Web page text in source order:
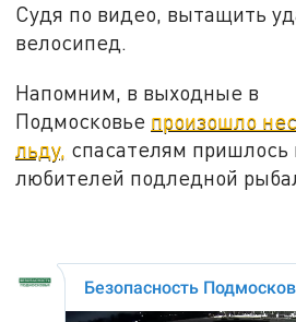
Судя по видео, вытащить
велосипед.
Напомним, в выходные в
Подмосковье произошло
льду, спасателям пришлось
любителей подледной